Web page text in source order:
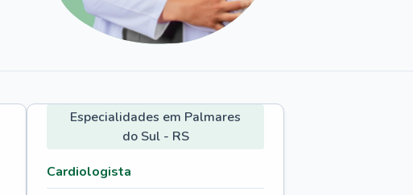
Especialidades em Palmares
do Sul - RS
Cardiologista